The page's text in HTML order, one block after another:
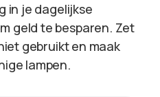
in je dagelijkse
geld te besparen. Zet
gebruikt en maak
lampen.